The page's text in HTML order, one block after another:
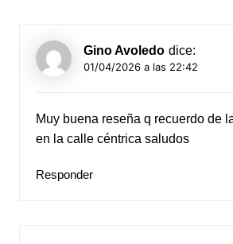
Gino Avoledo dice:
01/04/2026 a las 22:42
Muy buena reseña q recuerdo de
en la calle céntrica saludos
Responder